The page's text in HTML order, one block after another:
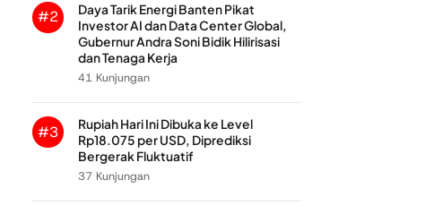
#2
Daya Tarik Energi Banten Pikat
Investor AI dan Data Center Global,
Gubernur Andra Soni Bidik Hilirisasi
dan Tenaga Kerja
41 Kunjungan
#3
Rupiah Hari Ini Dibuka ke Level
Rp18.075 per USD, Diprediksi
Bergerak Fluktuatif
37 Kunjungan